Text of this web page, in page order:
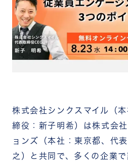
株式会社シンクスマイル（
締役：新子明希）は株式会
ョンズ（本社：東京都、代
之）と共同で、多くの企業